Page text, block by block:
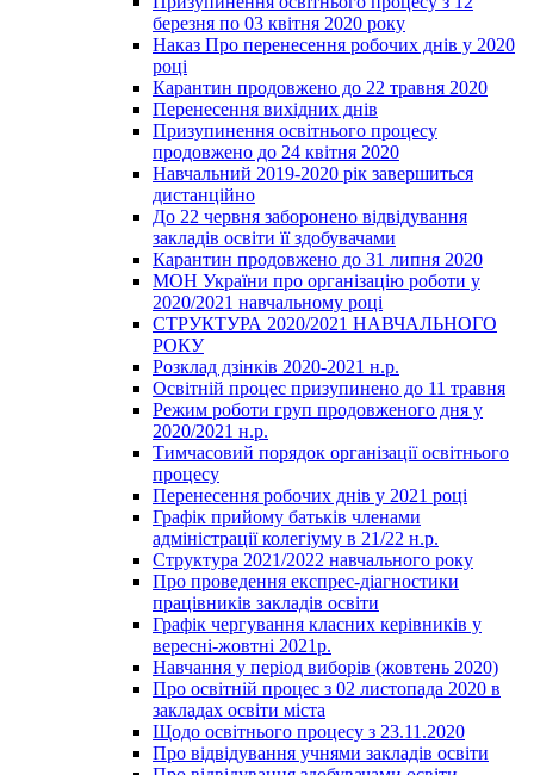
березня по 03 квітня 2020 року
Наказ Про перенесення робочих днів у 2020
році
Карантин продовжено до 22 травня 2020
Перенесення вихідних днів
Призупинення освітнього процесу
продовжено до 24 квітня 2020
Навчальний 2019-2020 рік завершиться
дистанційно
До 22 червня заборонено відвідування
закладів освіти її здобувачами
Карантин продовжено до 31 липня 2020
МОН України про організацію роботи у
2020/2021 навчальному році
СТРУКТУРА 2020/2021 НАВЧАЛЬНОГО
РОКУ
Розклад дзінків 2020-2021 н.р.
Освітній процес призупинено до 11 травня
Режим роботи груп продовженого дня у
2020/2021 н.р.
Тимчасовий порядок організації освітнього
процесу
Перенесення робочих днів у 2021 році
Графік прийому батьків членами
адміністрації колегіуму в 21/22 н.р.
Структура 2021/2022 навчального року
Про проведення експрес-діагностики
працівників закладів освіти
Графік чергування класних керівників у
вересні-жовтні 2021р.
Навчання у період виборів (жовтень 2020)
Про освітній процес з 02 листопада 2020 в
закладах освіти міста
Щодо освітнього процесу з 23.11.2020
Про відвідування учнями закладів освіти